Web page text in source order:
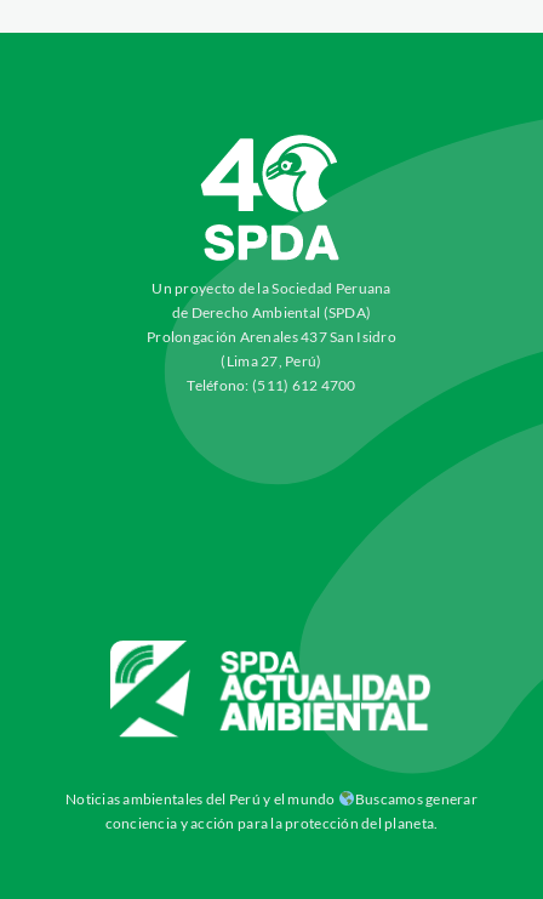
Un proyecto de la Sociedad Peruana
de Derecho Ambiental (SPDA)
Prolongación Arenales 437 San Isidro
(Lima 27, Perú)
Teléfono: (511) 612 4700
Noticias ambientales del Perú y el mundo
Buscamos generar
conciencia y acción para la protección del planeta.